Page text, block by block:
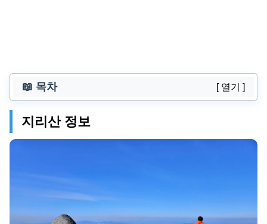
📖 목차 [ 열기 ]
지리산 정보